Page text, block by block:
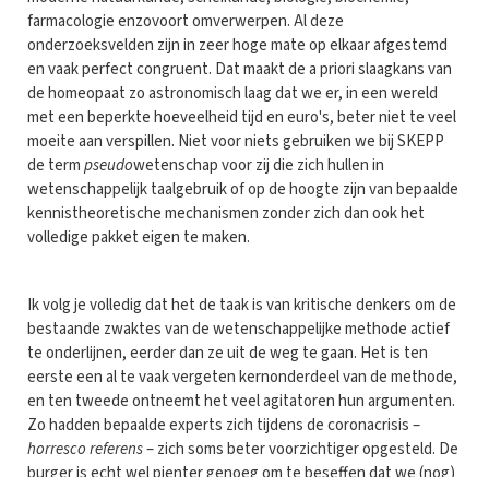
farmacologie enzovoort omverwerpen. Al deze
onderzoeksvelden zijn in zeer hoge mate op elkaar afgestemd
en vaak perfect congruent. Dat maakt de a priori slaagkans van
de homeopaat zo astronomisch laag dat we er, in een wereld
met een beperkte hoeveelheid tijd en euro's, beter niet te veel
moeite aan verspillen. Niet voor niets gebruiken we bij SKEPP
de termpseudowetenschap voor zij die zich hullen in
wetenschappelijk taalgebruik of op de hoogte zijn van bepaalde
kennistheoretische mechanismen zonder zich dan ook het
volledige pakket eigen te maken.
Ik volg je volledig dat het de taak is van kritische denkers om de
bestaande zwaktes van de wetenschappelijke methode actief
te onderlijnen, eerder dan ze uit de weg te gaan. Het is ten
eerste een al te vaak vergeten kernonderdeel van de methode,
en ten tweede ontneemt het veel agitatoren hun argumenten.
Zo hadden bepaalde experts zich tijdens de coronacrisis –
horresco referens– zich soms beter voorzichtiger opgesteld. De